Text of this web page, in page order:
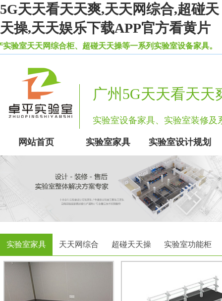
5G天天看天天爽,天天网综合,超碰天
天操,天天娱乐下载APP官方看黄片
网综合柜、超碰天天操等一系列实验室设备家具。
广州5G天天看天
实验室设备家具、实验室装修
网站首页 实验室家具 实验室设计规划
实验室家具 天天网综合 超碰天天操 实验室功能柜